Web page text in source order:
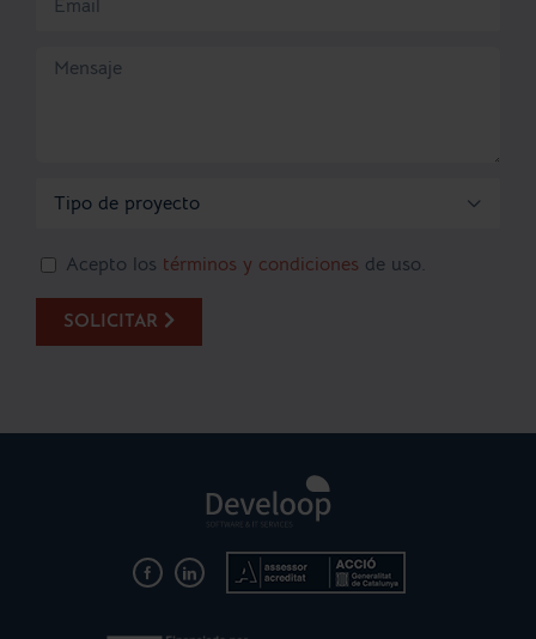

Acepto los términos y condiciones de uso.
SOLICITAR